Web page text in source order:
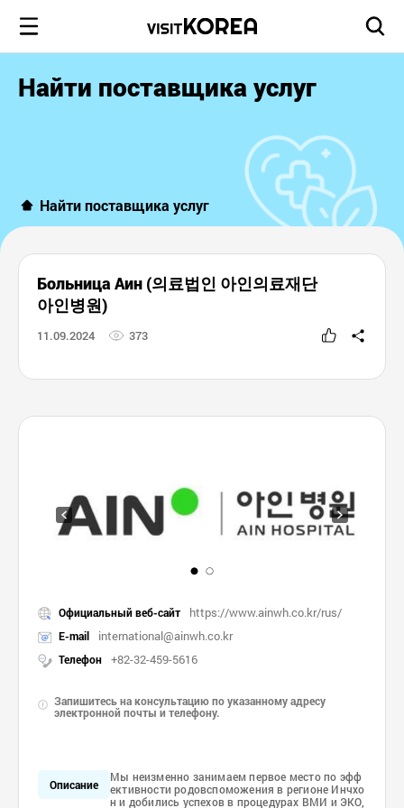
Найти поставщика услуг
Найти поставщика услуг
Больница Аин (의료법인 아인의료재단
아인병원)
11.09.2024 373
Официальный веб-сайт https://www.ainwh.co.kr/rus/
E-mail international@ainwh.co.kr
Телефон +82-32-459-5616
Запишитесь на консультацию по указанному адресу
электронной почты и телефону.
Описание
Мы неизменно занимаем первое место по эфф
ективности родовспоможения в регионе Инчхо
н и добились успехов в процедурах ВМИ и ЭКО,